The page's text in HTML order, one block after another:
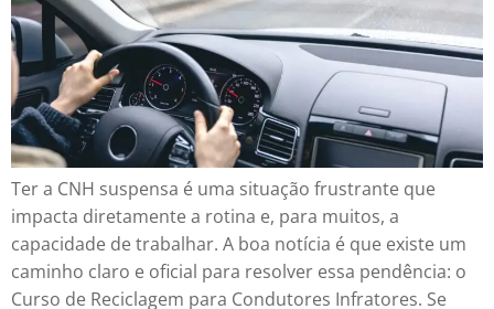
Ter a CNH suspensa é uma situação frustrante que
impacta diretamente a rotina e, para muitos, a
capacidade de trabalhar. A boa notícia é que existe um
caminho claro e oficial para resolver essa pendência: o
Curso de Reciclagem para Condutores Infratores. Se